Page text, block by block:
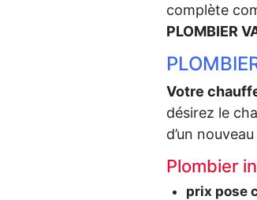
complète
PLOMBIER
Votre
désirez le
d’un nouveau
Plombier
prix pose